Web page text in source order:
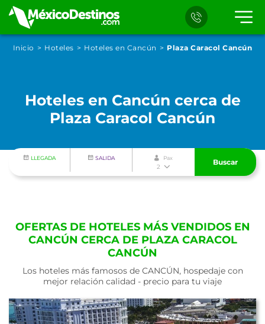
Inicio Hoteles Hoteles en Cancún Plaza Caracol Cancún
Hoteles en Cancún cerca de
Plaza Caracol Cancún
LLEGADA SALIDA Pax
2
Buscar
OFERTAS DE HOTELES MÁS VENDIDOS EN
CANCÚN CERCA DE PLAZA CARACOL
CANCÚN
Los hoteles más famosos de CANCÚN, hospedaje con
mejor relación calidad - precio para tu viaje